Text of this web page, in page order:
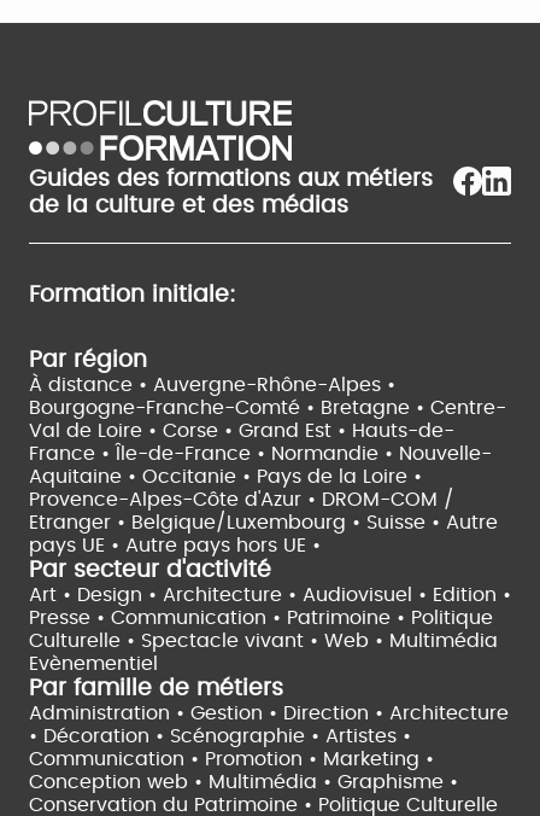
Guides des formations aux métiers
de la culture et des médias
Formation initiale:
Par région
À distance • Auvergne-Rhône-Alpes •
Bourgogne-Franche-Comté • Bretagne • Centre-
Val de Loire • Corse • Grand Est • Hauts-de-
France •
Île-de-France • Normandie • Nouvelle-
Aquitaine • Occitanie • Pays de la Loire •
Provence-Alpes-Côte d'Azur • DROM-COM /
Etranger • Belgique/Luxembourg • Suisse • Autre
pays UE • Autre pays hors UE •
Par secteur d'activité
Art • Design • Architecture • Audiovisuel • Edition •
Presse • Communication • Patrimoine • Politique
Culturelle • Spectacle vivant • Web • Multimédia
Evènementiel
Par famille de métiers
Administration • Gestion • Direction • Architecture
• Décoration • Scénographie • Artistes •
Communication • Promotion • Marketing •
Conception web • Multimédia • Graphisme •
Conservation du Patrimoine • Politique Culturelle